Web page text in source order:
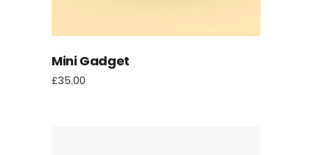
Mini Gadget
£35.00